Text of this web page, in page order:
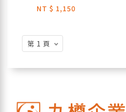
NT $ 1,150